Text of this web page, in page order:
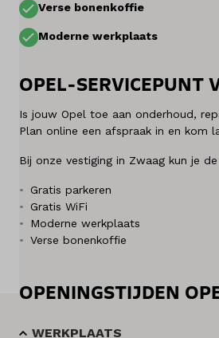
Vergelijken
Merken
Over ons
Kennis & advies
Nederland
Taal
Verse bonenkoffie
Moderne werkplaats
OPEL-SERVICEPUNT
Is jouw Opel toe aan onderhoud,
Plan online een afspraak in en kom
Bij onze vestiging in Zwaag kun je
Gratis parkeren
Gratis WiFi
Moderne werkplaats
Verse bonenkoffie
OPENINGSTIJDEN
WERKPLAATS